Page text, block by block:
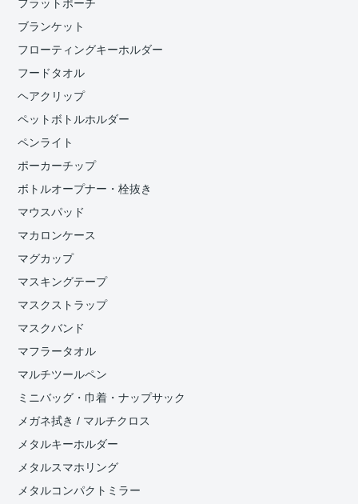
フラットポーチ
ブランケット
フローティングキーホルダー
フードタオル
ヘアクリップ
ペットボトルホルダー
ペンライト
ポーカーチップ
ボトルオープナー・栓抜き
マウスパッド
マカロンケース
マグカップ
マスキングテープ
マスクストラップ
マスクバンド
マフラータオル
マルチツールペン
ミニバッグ・巾着・ナップサック
メガネ拭き / マルチクロス
メタルキーホルダー
メタルスマホリング
メタルコンパクトミラー